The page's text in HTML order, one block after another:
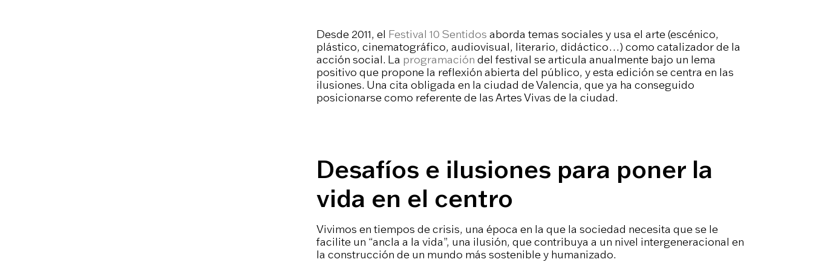
Desde 2011, el Festival 10 Sentidos aborda temas sociales y usa el arte (escénico,
plástico, cinematográfico, audiovisual, literario, didáctico…) como catalizador de la
acción social. La programación del festival se articula anualmente bajo un lema
positivo que propone la reflexión abierta del público, y esta edición se centra en las
ilusiones. Una cita obligada en la ciudad de Valencia, que ya ha conseguido
posicionarse como referente de las Artes Vivas de la ciudad.
Desafíos e ilusiones para poner la
vida en el centro
Vivimos en tiempos de crisis, una época en la que la sociedad necesita que se le
facilite un “ancla a la vida”, una ilusión, que contribuya a un nivel intergeneracional en
la construcción de un mundo más sostenible y humanizado.